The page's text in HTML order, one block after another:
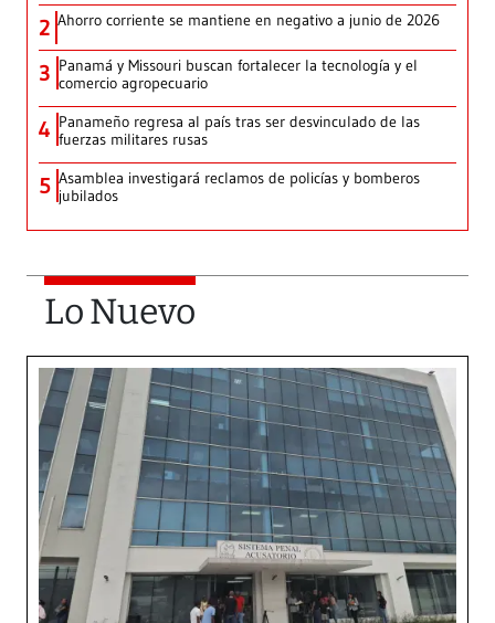
2 Ahorro corriente se mantiene en negativo a junio de 2026
3 Panamá y Missouri buscan fortalecer la tecnología y el
comercio agropecuario
4 Panameño regresa al país tras ser desvinculado de las
fuerzas militares rusas
5 Asamblea investigará reclamos de policías y bomberos
jubilados
Lo Nuevo